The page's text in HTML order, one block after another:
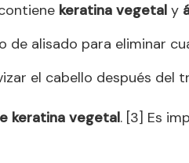
keratina vegetal y
alisado para eliminar
el cabello después del
keratina vegetal. [3] Es